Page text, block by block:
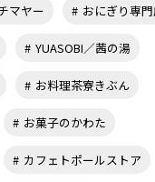
マヤー おにぎり専
YUASOBI／茜の湯
お料理茶寮きぶん
お菓子のかわた
カフェトポールストア